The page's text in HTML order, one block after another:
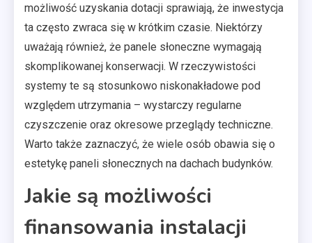
możliwość uzyskania dotacji sprawiają, że inwestycja
ta często zwraca się w krótkim czasie. Niektórzy
uważają również, że panele słoneczne wymagają
skomplikowanej konserwacji. W rzeczywistości
systemy te są stosunkowo niskonakładowe pod
względem utrzymania – wystarczy regularne
czyszczenie oraz okresowe przeglądy techniczne.
Warto także zaznaczyć, że wiele osób obawia się o
estetykę paneli słonecznych na dachach budynków.
Jakie są możliwości
finansowania instalacji